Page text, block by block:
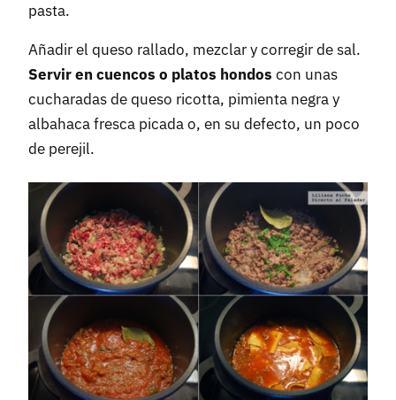
pasta.
Añadir el queso rallado, mezclar y corregir de sal.
Servir en cuencos o platos hondos con unas
cucharadas de queso ricotta, pimienta negra y
albahaca fresca picada o, en su defecto, un poco
de perejil.